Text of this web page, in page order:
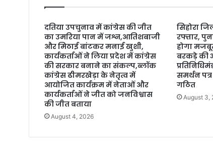
दतिया उपचुनाव में कांग्रेस की जीत
का उमरिया पान में जश्न,आतिशबाजी
और मिठाई बांटकर मनाई खुशी,
कार्यकर्ताओं ने लिया प्रदेश में कांग्रेस
की सरकार बनाने का संकल्प,ब्लॉक
कांग्रेस ढीमरखेड़ा के नेतृत्व में
आयोजित कार्यक्रम में नेताओं और
कार्यकर्ताओं ने जीत को जनविश्वास
की जीत बताया
August 4, 2026
सिहोरा
रफ्तार,
होगा
बरकड़े की
समर्थन
गठित
August 3,